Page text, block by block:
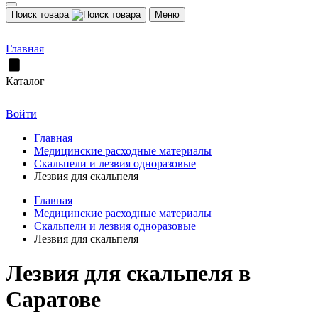
Поиск товара Меню
Главная
Каталог
Войти
Главная
Медицинские расходные материалы
Скальпели и лезвия одноразовые
Лезвия для скальпеля
Главная
Медицинские расходные материалы
Скальпели и лезвия одноразовые
Лезвия для скальпеля
Лезвия для скальпеля в
Саратове